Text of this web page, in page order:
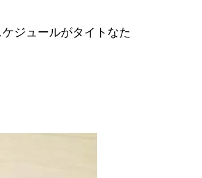
ジュールがタイトなた